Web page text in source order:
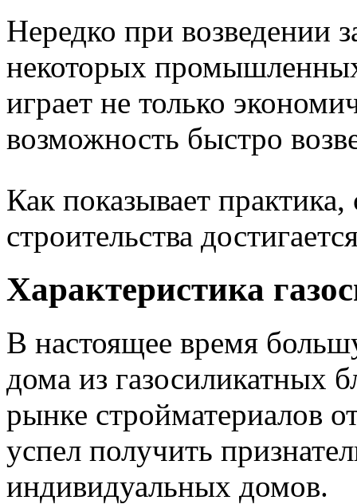
Нередко при возведении
некоторых
играет не только
возможность быстро
Как показывает
строительства
Характеристика
В настоящее время
дома из газосиликатных
рынке стройматериалов
успел получить
индивидуальных домов.